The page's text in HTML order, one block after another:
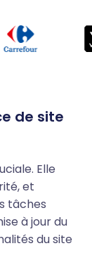
de site
Elle
et
tâches
à jour du
du site